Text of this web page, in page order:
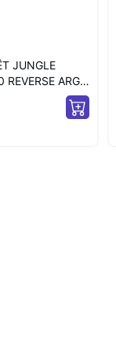
JUNGLE
REVERSE ARGB
CÁNH